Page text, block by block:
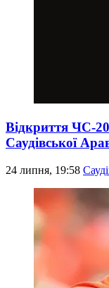
Відкриття ЧС-
Саудівської
24 липня, 19:58